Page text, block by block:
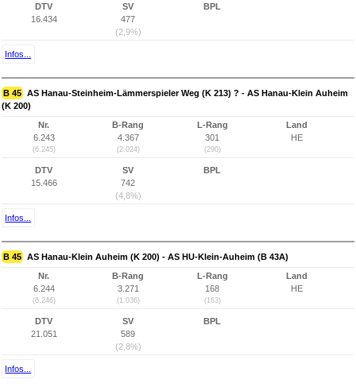
DTV
16.434
SV
477
(2,9%)
BPL
Infos...
B 45 AS Hanau-Steinheim-Lämmerspieler Weg (K 213) ? - AS Hanau-Klein Auheim
(K 200)
Nr.
6.243
(6.245)
B-Rang
4.367
(2.024)
L-Rang
301
(290)
Land
HE
DTV
15.466
SV
742
(4,8%)
BPL
Infos...
B 45 AS Hanau-Klein Auheim (K 200) - AS HU-Klein-Auheim (B 43A)
Nr.
6.244
(6.246)
B-Rang
3.271
(1.036)
L-Rang
168
(163)
Land
HE
DTV
21.051
SV
589
(2,8%)
BPL
Infos...